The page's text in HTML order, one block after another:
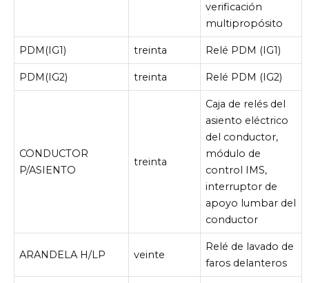
verificación
multipropósito
PDM(IG1) treinta Relé PDM (IG1)
PDM(IG2) treinta Relé PDM (IG2)
CONDUCTOR
P/ASIENTO
treinta
Caja de relés del
asiento eléctrico
del conductor,
módulo de
control IMS,
interruptor de
apoyo lumbar del
conductor
ARANDELA H/LP veinte
Relé de lavado de
faros delanteros